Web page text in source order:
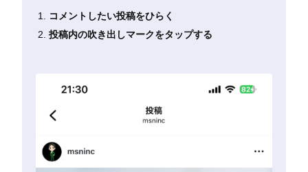
コメントしたい投稿をひらく
投稿内の吹き出しマークをタップする